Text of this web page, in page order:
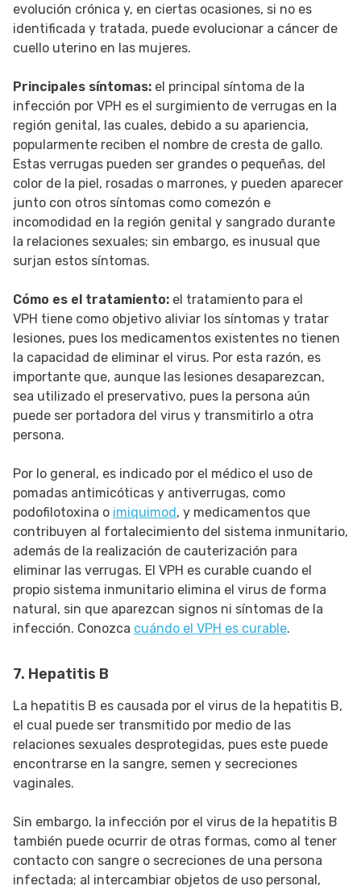
evolución crónica y, en ciertas ocasiones, si no es
identificada y tratada, puede evolucionar a cáncer de
cuello uterino en las mujeres.
Principales síntomas: el principal síntoma de la
infección por VPH es el surgimiento de verrugas en la
región genital, las cuales, debido a su apariencia,
popularmente reciben el nombre de cresta de gallo.
Estas verrugas pueden ser grandes o pequeñas, del
color de la piel, rosadas o marrones, y pueden aparecer
junto con otros síntomas como comezón e
incomodidad en la región genital y sangrado durante
la relaciones sexuales; sin embargo, es inusual que
surjan estos síntomas.
Cómo es el tratamiento: el tratamiento para el
VPH tiene como objetivo aliviar los síntomas y tratar
lesiones, pues los medicamentos existentes no tienen
la capacidad de eliminar el virus. Por esta razón, es
importante que, aunque las lesiones desaparezcan,
sea utilizado el preservativo, pues la persona aún
puede ser portadora del virus y transmitirlo a otra
persona.
Por lo general, es indicado por el médico el uso de
pomadas antimicóticas y antiverrugas, como
podofilotoxina o imiquimod, y medicamentos que
contribuyen al fortalecimiento del sistema inmunitario,
además de la realización de cauterización para
eliminar las verrugas. El VPH es curable cuando el
propio sistema inmunitario elimina el virus de forma
natural, sin que aparezcan signos ni síntomas de la
infección. Conozca cuándo el VPH es curable.
7. Hepatitis B
La hepatitis B es causada por el virus de la hepatitis B,
el cual puede ser transmitido por medio de las
relaciones sexuales desprotegidas, pues este puede
encontrarse en la sangre, semen y secreciones
vaginales.
Sin embargo, la infección por el virus de la hepatitis B
también puede ocurrir de otras formas, como al tener
contacto con sangre o secreciones de una persona
infectada; al intercambiar objetos de uso personal,